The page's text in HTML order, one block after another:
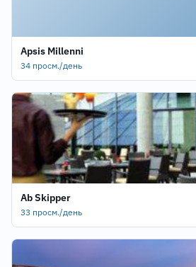
Apsis Millenni
34 просм./день
Ab Skipper
33 просм./день